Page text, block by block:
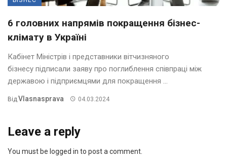
6 головних напрямів покращення бізнес-
клімату в Україні
Кабінет Міністрів і представники вітчизняного
бізнесу підписали заяву про поглиблення співпраці між
державою і підприємцями для покращення ...
Від Vlasnasprava 04.03.2024
Leave a reply
You must be logged in to post a comment.